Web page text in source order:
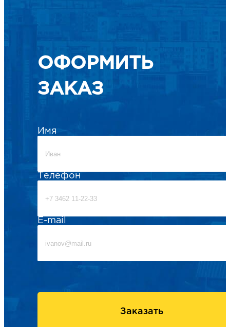
ОФОРМИТЬ
ЗАКАЗ
Имя
Телефон
E-mail
Заказать